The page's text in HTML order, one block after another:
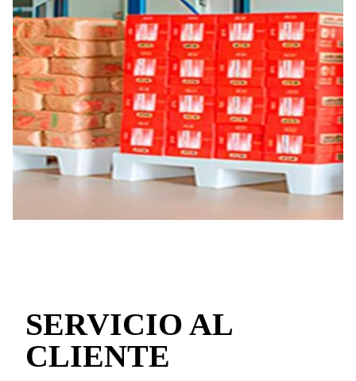
SERVICIO AL
CLIENTE